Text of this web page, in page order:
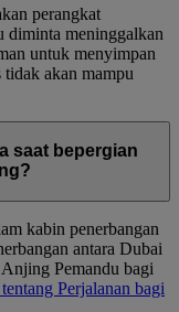
perangkat
diminta meninggalkan
untuk menyimpan
akan mampu
saat bepergian
kabin penerbangan
antara Dubai
Pemandu bagi
Perjalanan bagi